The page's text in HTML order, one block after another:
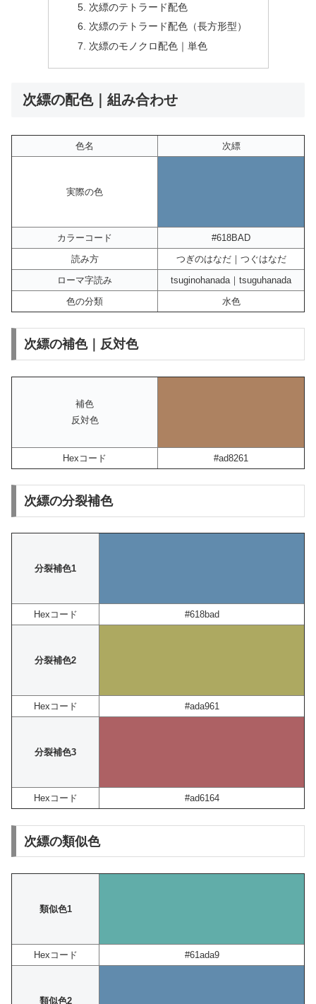
次縹のテトラード配色
次縹のテトラード配色（長方形型）
次縹のモノクロ配色｜単色
次縹の配色｜組み合わせ
色名 次縹
実際の色
カラーコード
#618BAD
読み方
つぎのはなだ｜つぐはなだ
ローマ字読み
tsuginohanada｜tsuguhanada
色の分類
水色
次縹の補色｜反対色
補色
反対色
Hexコード #ad8261
次縹の分裂補色
分裂補色1
Hexコード #618bad
分裂補色2
Hexコード #ada961
分裂補色3
Hexコード #ad6164
次縹の類似色
類似色1
Hexコード #61ada9
類似色2